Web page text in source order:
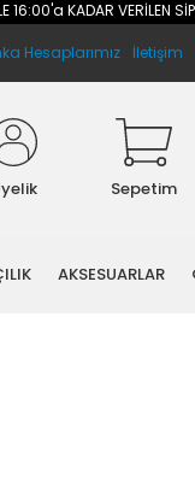
KADAR VERİLEN
Hesaplarımız İletişim
Sepetim
AKSESUARLAR